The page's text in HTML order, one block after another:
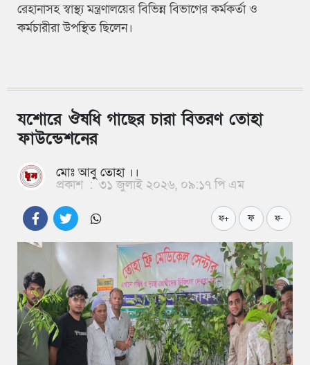
রেহানাসহ স্বাস্থ্য মন্ত্রণালয়ের বিভিন্ন বিভাগের কর্মকর্তা ও
কর্মচারীরা উপস্থিত ছিলেন।
যশোরে ঔষধি গাছের চারা বিতরণ তোহা
ফাউন্ডেশনের
মোঃ আবু তোহা ।।
প্রকাশ : ৩১ জুলাই ২০২৬, ০৯:১৭ পি এম
ফ+ ফ ফ-